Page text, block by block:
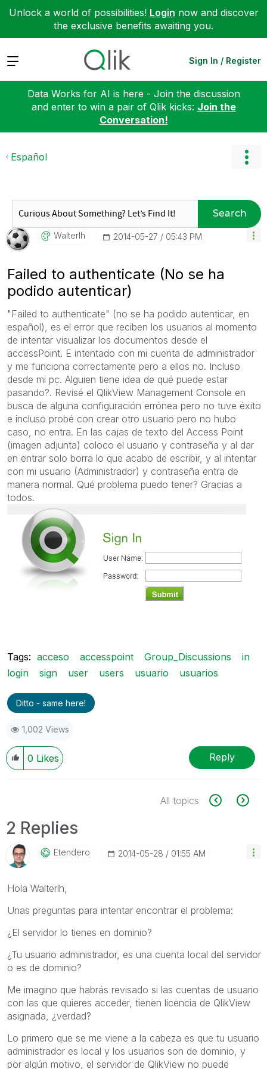
Unlock a world of possibilities! Login now and discover
the exclusive benefits awaiting you.
Expand Sign In / Register
Data Works for AI is here - Join the discussion
and enter to win a pair of Qlik kicks: Join the
Conversation!
Español
Search
Walterlh ‎2014-05-27 05:43 PM
Failed to authenticate (No se ha
podido autenticar)
"Failed to authenticate" (no se ha podido autenticar, en
español), es el error que reciben los usuarios al momento
de intentar visualizar los documentos desde el
accessPoint. E intentado con mi cuenta de administrador
y me funciona correctamente pero a ellos no. Incluso
desde mi pc. Alguien tiene idea de qué puede estar
pasando?. Revisé el QlikView Management Console en
busca de alguna configuración errónea pero no tuve éxito
e incluso probé con crear otro usuario pero no hubo
caso, no entra. En las cajas de texto del Access Point
(imagen adjunta) coloco el usuario y contraseña y al dar
en entrar solo borra lo que acabo de escribir, y al intentar
con mi usuario (Administrador) y contraseña entra de
manera normal. Qué problema puedo tener? Gracias a
todos.
Tags: acceso accesspoint Group_Discussions
in
login
sign user users usuario usuarios
Ditto - same here!
1,002 Views
0 Likes Reply
All topics
2 Replies
Etendero ‎2014-05-28 01:55 AM
Hola Walterlh,
Unas preguntas para intentar encontrar el problema:
¿El servidor lo tienes en dominio?
¿Tu usuario administrador, es una cuenta local del servidor
o es de dominio?
Me imagino que habrás revisado si las cuentas de usuario
con las que quieres acceder, tienen licencia de QlikView
asignada, ¿verdad?
Lo primero que se me viene a la cabeza es que tu usuario
administrador es local y los usuarios son de dominio, y
por algún motivo, el servidor de QlikView no puede